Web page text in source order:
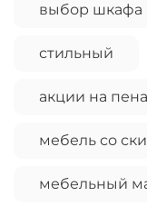
выбор шкафа
стильный
акции на
мебель со
мебельный